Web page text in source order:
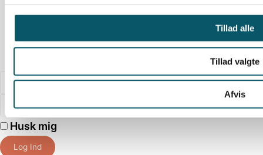
Tillad alle
Tillad valgte
Afvis
Spar 33 %
Bliv medlem!
Husk mig
Log Ind